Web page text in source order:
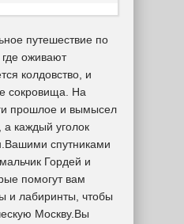
путешествие по
оживают
колдовство, и
сокровища. На
прошлое и вымысел
каждый уголок
спутниками
Гордей и
помогут вам
и лабиринты, чтобы
Москву.Вы